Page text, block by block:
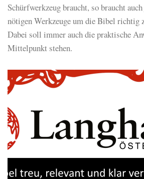
Schürfwerkzeug braucht, so braucht
nötigen Werkzeuge um die Bibel richtig
Dabei soll immer auch die praktische
Mittelpunkt stehen.